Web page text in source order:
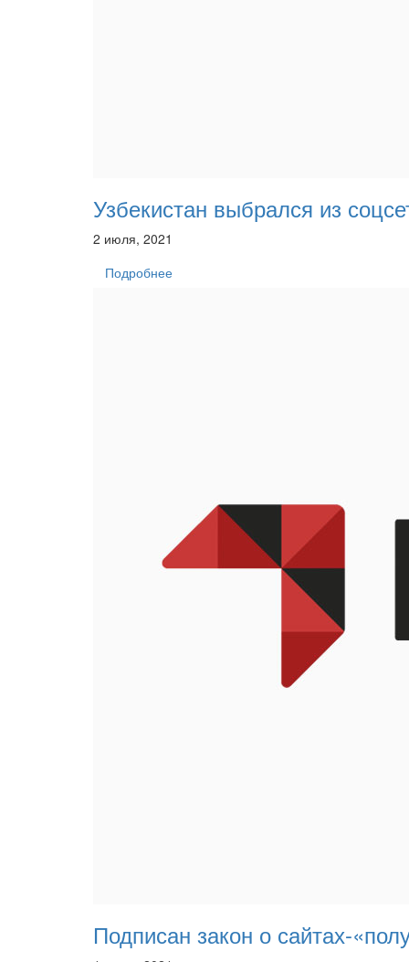
Узбекистан выбрался из
2 июля, 2021
Подробнее
Подписан закон о сайтах-